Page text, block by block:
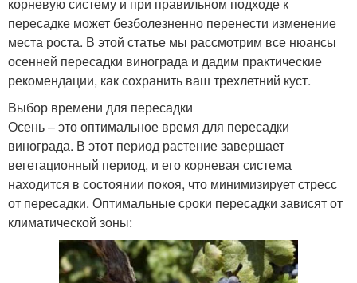
пересадке может безболезненно перенести изменение
места роста. В этой статье мы рассмотрим все нюансы
осенней пересадки винограда и дадим практические
рекомендации, как сохранить ваш трехлетний куст.
Выбор времени для пересадки
Осень – это оптимальное время для пересадки
винограда. В этот период растение завершает
вегетационный период, и его корневая система
находится в состоянии покоя, что минимизирует стресс
от пересадки. Оптимальные сроки пересадки зависят от
климатической зоны: